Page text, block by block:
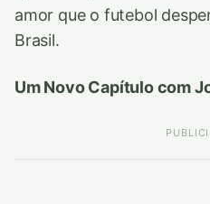
amor que o futebol
Brasil.
Um Novo Capítulo com